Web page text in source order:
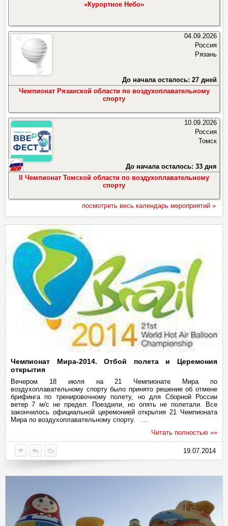
«Курортное Небо»
04.09.2026
Россия
Рязань
До начала осталось: 27 дней
Чемпионат Рязанской области по воздухоплавательному
спорту
10.09.2026
Россия
Томск
До начала осталось: 33 дня
II Чемпионат Томской области по воздухоплавательному
спорту
посмотреть весь календарь мероприятий »
Чемпионат Мира-2014. Отбой полета и Церемония
открытия
Вечером 18 июля на 21 Чемпионате Мира по
воздухоплавательному спорту было принято решение об отмене
брифинга по тренировочному полету, но для Сборной России
ветер 7 м/с не предел. Поездили, но опять не полетали. Все
закончилось официальной церемонией открытия 21 Чемпионата
Мира по воздухоплавательному спорту. ...
Читать полностью »»
19.07.2014